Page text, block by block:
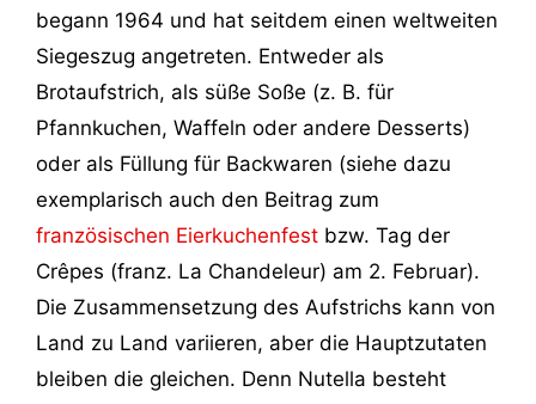
begann 1964 und hat seitdem einen weltweiten
Siegeszug angetreten. Entweder als
Brotaufstrich, als süße Soße (z. B. für
Pfannkuchen, Waffeln oder andere Desserts)
oder als Füllung für Backwaren (siehe dazu
exemplarisch auch den Beitrag zum
französischen Eierkuchenfest bzw. Tag der
Crêpes (franz. La Chandeleur) am 2. Februar).
Die Zusammensetzung des Aufstrichs kann von
Land zu Land variieren, aber die Hauptzutaten
bleiben die gleichen. Denn Nutella besteht